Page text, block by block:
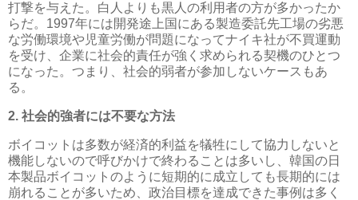
打撃を与えた。白人よりも黒人の利用者の方が多かったか
らだ。1997年には開発途上国にある製造委託先工場の劣悪
な労働環境や児童労働が問題になってナイキ社が不買運動
を受け、企業に社会的責任が強く求められる契機のひとつ
になった。つまり、社会的弱者が参加しないケースもあ
る。
2. 社会的強者には不要な方法
ボイコットは多数が経済的利益を犠牲にして協力しないと
機能しないので呼びかけで終わることは多いし、韓国の日
本製品ボイコットのように短期的に成立しても長期的には
崩れることが多いため、政治目標を達成できた事例は多く